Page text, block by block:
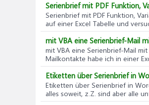
Serienbrief mit PDF Funktion,
Serienbrief mit PDF Funktion,
auf einer Excel Tabelle und
mit VBA eine Serienbrief-Mail
mit VBA eine Serienbrief-Mail
Mailkontakte habe ich in einer
Etiketten über Serienbrief in
Etiketten über Serienbrief in
alles soweit, z.Z. sind aber alle